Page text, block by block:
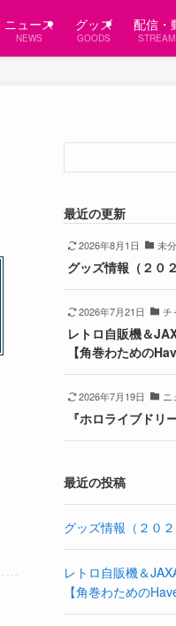
ニュース
NEWS
グッズ
GOODS
配信・
最近の更新
2026年8月1日 未
グッズ情報（２０
2026年7月21日 チ
レトロ自販機＆
【角巻わための
2026年7月19日 ニ
『ホロライブドリ
最近の投稿
グッズ情報（２０２
レトロ自販機＆
【角巻わための